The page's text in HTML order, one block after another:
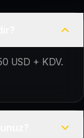
USD + KDV.